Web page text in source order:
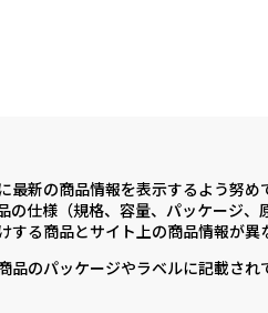
最新の商品情報を表示するよう努
の仕様（規格、容量、パッケージ、
する商品とサイト上の商品情報が異
品のパッケージやラベルに記載さ